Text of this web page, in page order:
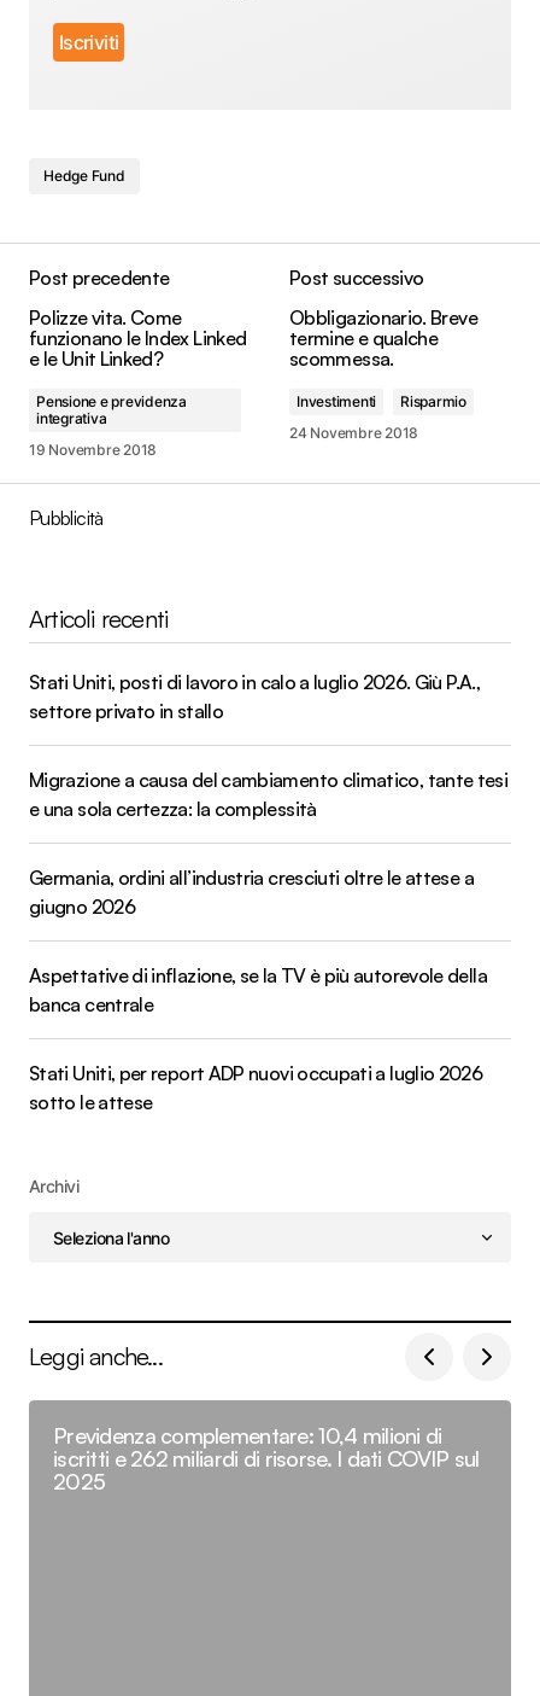
Hedge Fund
Post precedente
Polizze vita. Come
funzionano le Index Linked
e le Unit Linked?
Pensione e previdenza
integrativa
19 Novembre 2018
Post successivo
Obbligazionario. Breve
termine e qualche
scommessa.
Investimenti
Risparmio
24 Novembre 2018
Pubblicità
Articoli recenti
Stati Uniti, posti di lavoro in calo a luglio 2026. Giù P.A.,
settore privato in stallo
Migrazione a causa del cambiamento climatico, tante tesi
e una sola certezza: la complessità
Germania, ordini all’industria cresciuti oltre le attese a
giugno 2026
Aspettative di inflazione, se la TV è più autorevole della
banca centrale
Stati Uniti, per report ADP nuovi occupati a luglio 2026
sotto le attese
Archivi
Leggi anche...
Previdenza complementare: 10,4 milioni di
iscritti e 262 miliardi di risorse. I dati COVIP sul
2025